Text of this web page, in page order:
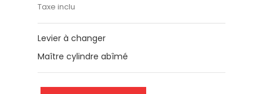
Taxe inclu
Levier à changer
Maître cylindre abîmé